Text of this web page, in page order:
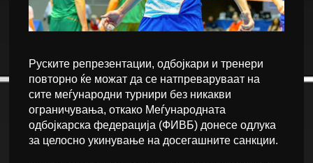
Руските репрезентации, одбојкари и тренери
повторно ќе можат да се натпреваруваат на
сите меѓународни турнири без никакви
ограничувања, откако Меѓународната
одбојкарска федерација (ФИВБ) донесе одлука
за целосно укинување на досегашните санкции.